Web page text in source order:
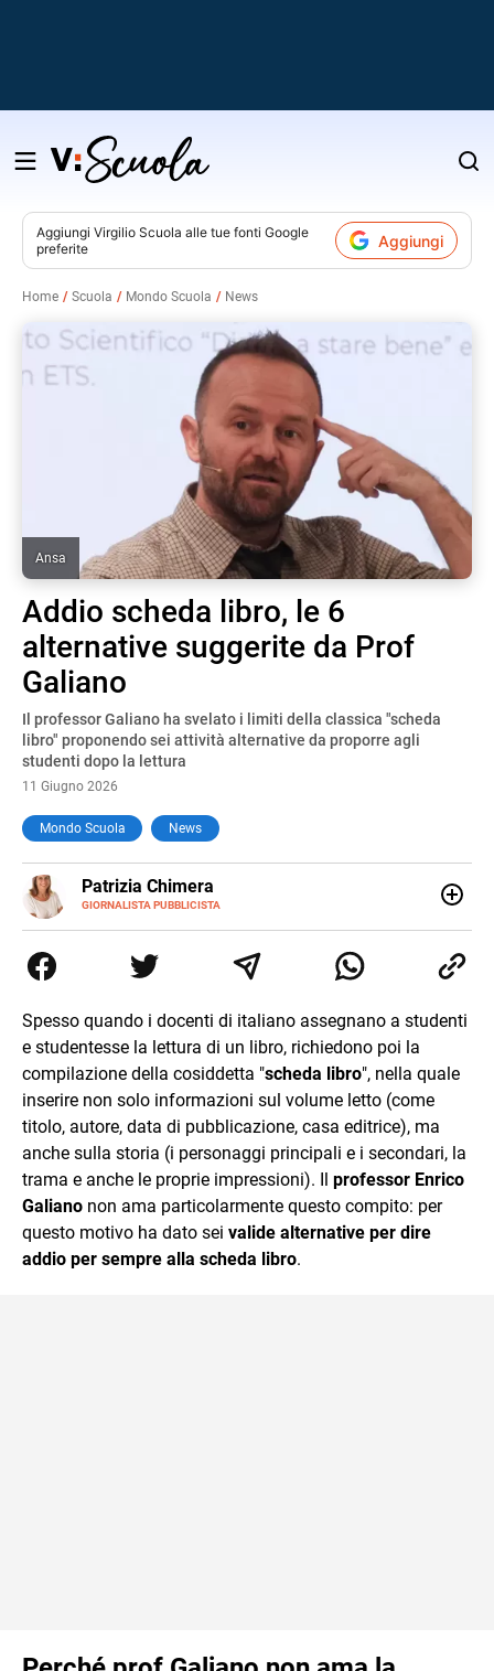
Salta
contenuto
Aggiungi Virgilio Scuola alle tue fonti Google
preferite
Aggiungi
Home Scuola Mondo Scuola News
Ansa
Addio scheda libro, le 6
alternative suggerite da Prof
Galiano
Il professor Galiano ha svelato i limiti della classica "scheda
libro" proponendo sei attività alternative da proporre agli
studenti dopo la lettura
11 Giugno 2026
Mondo Scuola News
Patrizia Chimera
GIORNALISTA PUBBLICISTA
E-
MAIL
LINKEDIN
collaborato con grandi gruppi editoriali e agenzie di
comunicazione specializzandosi nella scrittura di articoli
Spesso quando i docenti di italiano assegnano a studenti
e studentesse la lettura di un libro, richiedono poi la
compilazione della cosiddetta "scheda libro", nella quale
inserire non solo informazioni sul volume letto (come
titolo, autore, data di pubblicazione, casa editrice), ma
anche sulla storia (i personaggi principali e i secondari, la
trama e anche le proprie impressioni). Il professor Enrico
Galiano non ama particolarmente questo compito: per
questo motivo ha dato sei valide alternative per dire
addio per sempre alla scheda libro.